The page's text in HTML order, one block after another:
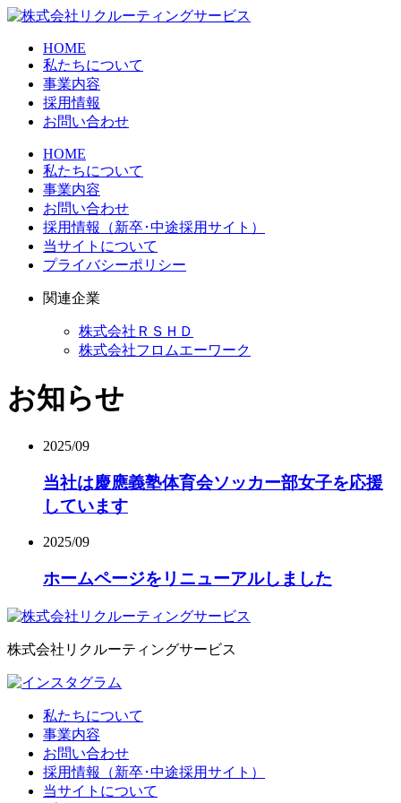
HOME
私たちについて
事業内容
採用情報
お問い合わせ
HOME
私たちについて
事業内容
お問い合わせ
採用情報（新卒･中途採用サイト）
当サイトについて
プライバシーポリシー
関連企業
株式会社ＲＳＨＤ
株式会社フロムエーワーク
お知らせ
2025/09
当社は慶應義塾体育会ソッカー部女子を応援
しています
2025/09
ホームページをリニューアルしました
株式会社リクルーティングサービス
私たちについて
事業内容
お問い合わせ
採用情報（新卒･中途採用サイト）
当サイトについて